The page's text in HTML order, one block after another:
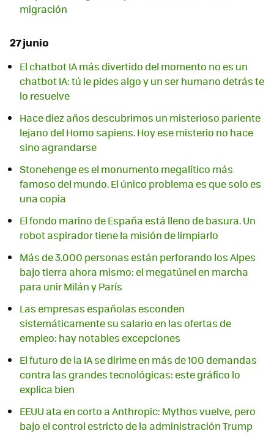
migración
27 junio
El chatbot IA más divertido del momento no es un
chatbot IA: tú le pides algo y un ser humano detrás te
lo resuelve
Hace diez años descubrimos un misterioso pariente
lejano del Homo sapiens. Hoy ese misterio no hace
sino agrandarse
Stonehenge es el monumento megalítico más
famoso del mundo. El único problema es que solo es
una copia
El fondo marino de España está lleno de basura. Un
robot aspirador tiene la misión de limpiarlo
Más de 3.000 personas están perforando los Alpes
bajo tierra ahora mismo: el megatúnel en marcha
para unir Milán y París
Las empresas españolas esconden
sistemáticamente su salario en las ofertas de
empleo: hay notables excepciones
El futuro de la IA se dirime en más de 100 demandas
contra las grandes tecnológicas: este gráfico lo
explica bien
EEUU ata en corto a Anthropic: Mythos vuelve, pero
bajo el control estricto de la administración Trump